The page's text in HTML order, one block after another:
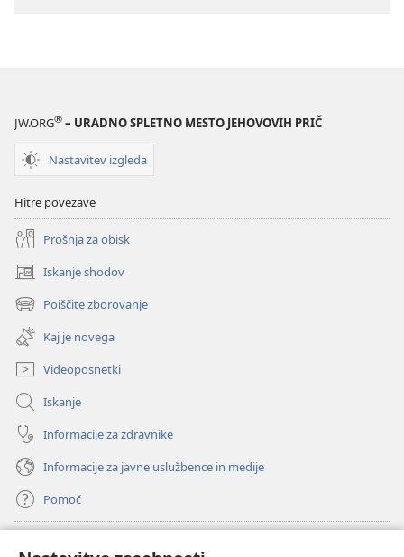
Februar 2010
JW.ORG® – URADNO SPLETNO MESTO JEHOVOVIH PRIČ
Nastavitev izgleda
Hitre povezave
Prošnja za obisk
Iskanje shodov
(odpre
novo
okno)
Poiščite zborovanje
(odpre
novo
okno)
Kaj je novega
Videoposnetki
Iskanje
Informacije za zdravnike
Informacije za javne uslužbence in medije
Pomoč
(odpre